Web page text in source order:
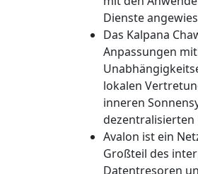
Dienste
Das Kalpana
Anpassungen
lokalen
inneren
Avalon ist ein
Großteil des
Datentresoren